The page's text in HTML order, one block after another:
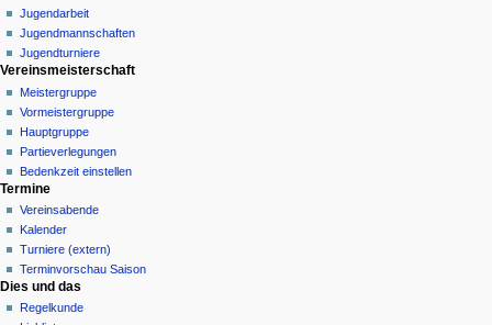
Jugendarbeit
Jugendmannschaften
Jugendturniere
Vereinsmeisterschaft
Meistergruppe
Vormeistergruppe
Hauptgruppe
Partieverlegungen
Bedenkzeit einstellen
Termine
Vereinsabende
Kalender
Turniere (extern)
Terminvorschau Saison
Dies und das
Regelkunde